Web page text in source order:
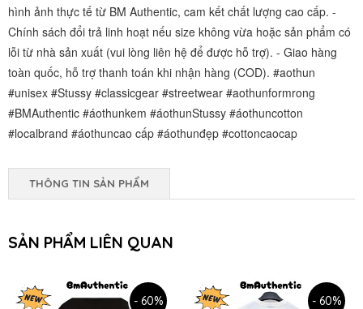
hình ảnh thực tế từ BM Authentic, cam kết chất lượng cao cấp. -
Chính sách đổi trả linh hoạt nếu size không vừa hoặc sản phẩm có
lỗi từ nhà sản xuất (vui lòng liên hệ để được hỗ trợ). - Giao hàng
toàn quốc, hỗ trợ thanh toán khi nhận hàng (COD). #aothun
#unisex #Stussy #classicgear #streetwear #aothunformrong
#BMAuthentic #áothunkem #áothunStussy #áothuncotton
#localbrand #áothuncao cấp #áothunđẹp #cottoncaocap
THÔNG TIN SẢN PHẨM
SẢN PHẨM LIÊN QUAN
- 60% - 60%